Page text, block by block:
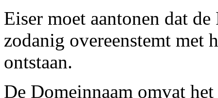
Eiser moet aantonen dat
zodanig overeenstemt met
ontstaan.
De Domeinnaam omvat